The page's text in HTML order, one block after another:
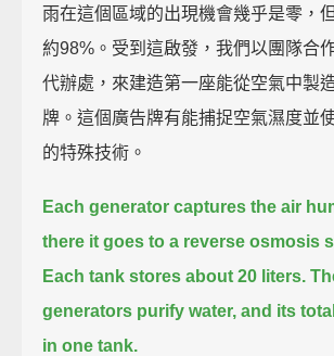
雨在這個區域的出現機會幾乎是零，
約98%。受到這啟發，我們以團隊合
代辦處，來建造第一座能從空氣中製
牌。這個廣告牌有能捕捉空氣濕度並
的特殊技術。
Each generator captures the air
there it goes to a reverse osmosis
Each tank stores about 20 liters.
generators purify water, and its
in one tank.